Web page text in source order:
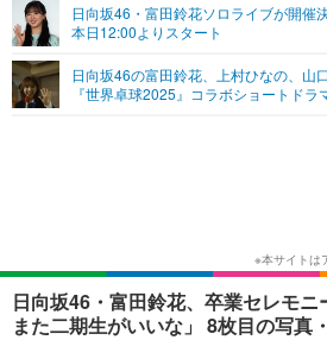
ネタ
ショッピング
エンタメ
エンタメTOP
ショッピング
ライフ
日向坂46・富田鈴花ソロライブが開催
本日12:00よりスタート
日向坂46の富田鈴花、上村ひなの、山
『世界卓球2025』コラボショートドラ
日向坂46・富田鈴花、卒業セレモ
また二期生がいいな」 8枚目の写真